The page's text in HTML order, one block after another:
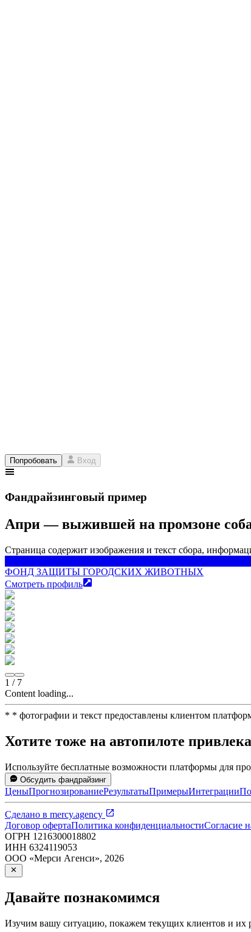
Попробовать Вход
Фандрайзинговый пример
Апри — выжившей на промзоне
Страница содержит изображения и текст сбора,
ФОНД ЗАЩИТЫ ГОРОДСКИХ ЖИВОТНЫХ
Смотреть профиль
1 / 7
Content loading...
* * фотографии и текст предоставлены клиентом
Хотите тоже на автопилоте
Используйте бесплатные возможности платформы для
Обсудить фандрайзинг
ЦеныПрогнозированиеРезультатыПримерыИнтеграции
Сделано в mercy.agency
Договор офертаПолитика конфиденциальностиСогласие
ОГРН 1216300018802
ИНН 6324119053
ООО «Мерси Агенси», 2026
Давайте познакомимся
Изучим вашу ситуацию, покажем текущих клиентов и их